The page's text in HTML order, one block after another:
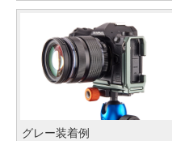
グレー装着例